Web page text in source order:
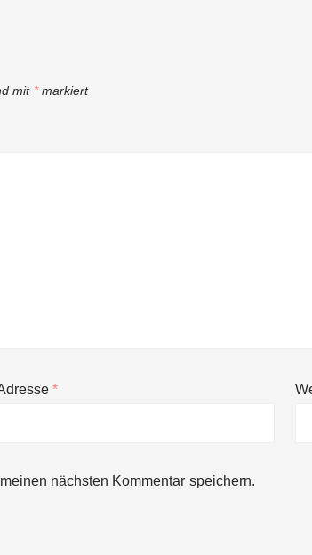
mit *markiert
*
nächsten Kommentar speichern.